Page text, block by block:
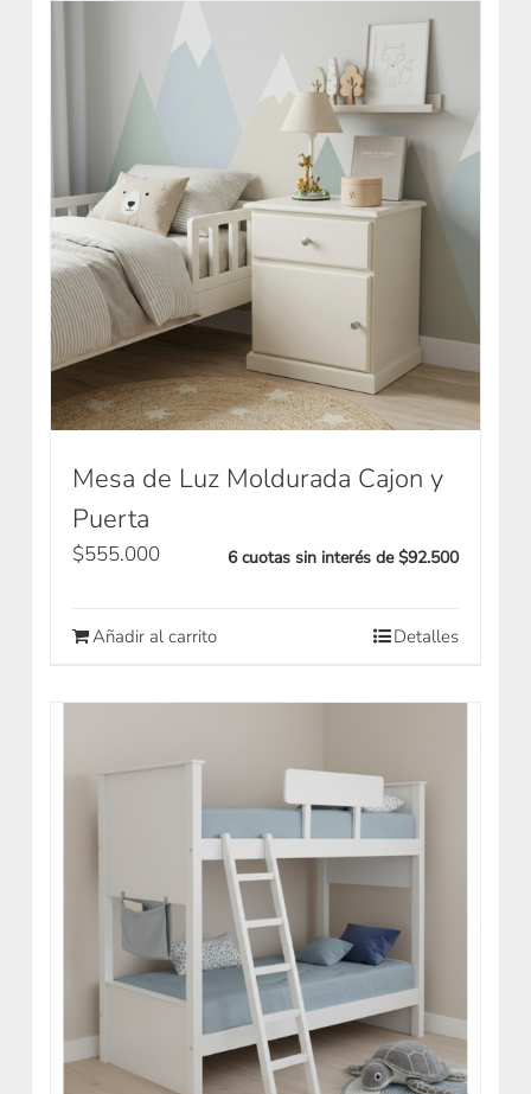
Mesa de Luz Moldurada Cajon y
Puerta
$555.000 6 cuotas sin interés de $92.500
Añadir al carrito Detalles